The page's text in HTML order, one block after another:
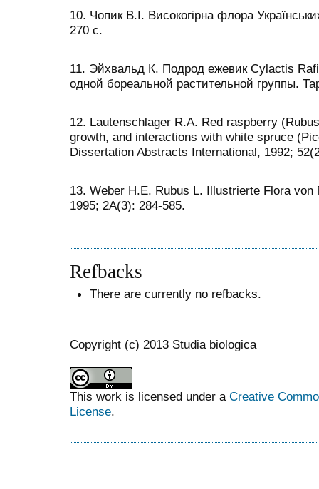
10. Чопик В.І. Високогірна флора
270 с.
11. Эйхвальд К. Подрод ежевик Cylactis
одной бореальной растительной группы.
12. Lautenschlager R.A. Red raspberry
growth, and interactions with white spruce
Dissertation Abstracts International, 1992;
13. Weber H.E. Rubus L. Illustrierte Flora
1995; 2A(3): 284-585.
Refbacks
There are currently no refbacks.
Copyright (c) 2013 Studia biologica
This work is licensed under a Creative
License.